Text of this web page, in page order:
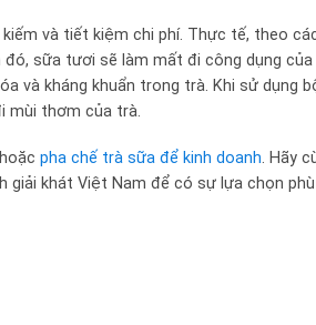
và tiết kiệm chi phí. Thực tế, theo
sữa tươi sẽ làm mất đi công dụng
và kháng khuẩn trong trà. Khi sử dụng
mùi thơm của trà.
pha chế trà sữa để kinh doanh. Hãy
khát Việt Nam để có sự lựa chọn